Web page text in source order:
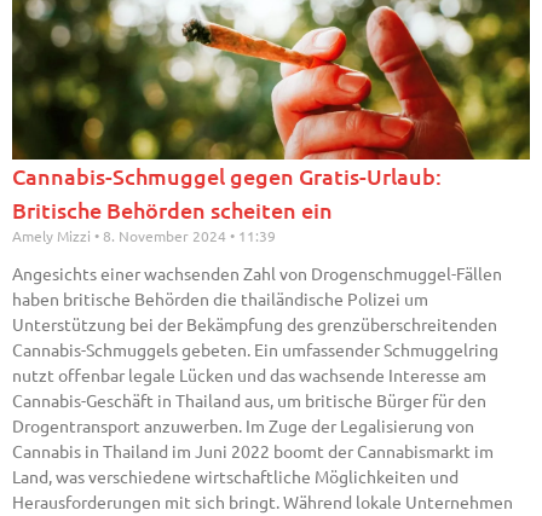
Cannabis-Schmuggel gegen Gratis-Urlaub:
Britische Behörden scheiten ein
Amely Mizzi 8. November 2024 11:39
Angesichts einer wachsenden Zahl von Drogenschmuggel-Fällen
haben britische Behörden die thailändische Polizei um
Unterstützung bei der Bekämpfung des grenzüberschreitenden
Cannabis-Schmuggels gebeten. Ein umfassender Schmuggelring
nutzt offenbar legale Lücken und das wachsende Interesse am
Cannabis-Geschäft in Thailand aus, um britische Bürger für den
Drogentransport anzuwerben. Im Zuge der Legalisierung von
Cannabis in Thailand im Juni 2022 boomt der Cannabismarkt im
Land, was verschiedene wirtschaftliche Möglichkeiten und
Herausforderungen mit sich bringt. Während lokale Unternehmen